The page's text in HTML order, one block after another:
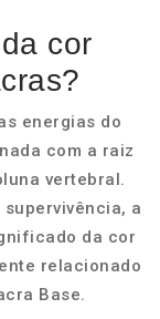
cor
energias do
com a raiz
vertebral.
a
da cor
relacionado
Base.